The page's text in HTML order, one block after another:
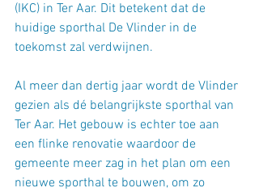
(IKC) in Ter Aar. Dit betekent dat de
huidige sporthal De Vlinder in de
toekomst zal verdwijnen.
Al meer dan dertig jaar wordt de Vlinder
gezien als dé belangrijkste sporthal van
Ter Aar. Het gebouw is echter toe aan
een flinke renovatie waardoor de
gemeente meer zag in het plan om een
nieuwe sporthal te bouwen, om zo